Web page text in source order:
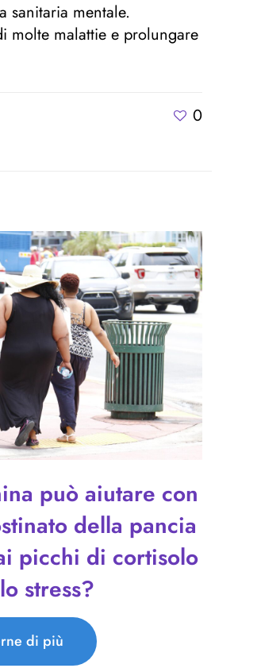
sanitaria mentale.
molte malattie e prolungare
0
può aiutare con
della pancia
picchi di cortisolo
stress?
di più